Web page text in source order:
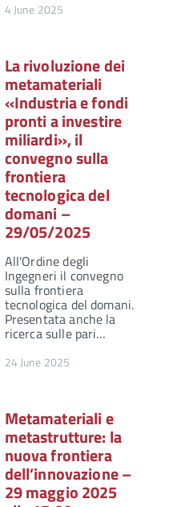
4 June 2025
La rivoluzione dei
metamateriali
«Industria e fondi
pronti a investire
miliardi», il
convegno sulla
frontiera
tecnologica del
domani –
29/05/2025
All'Ordine degli
Ingegneri il convegno
sulla frontiera
tecnologica del domani.
Presentata anche la
ricerca sulle pari…
24 June 2025
Metamateriali e
metastrutture: la
nuova frontiera
dell’innovazione –
29 maggio 2025